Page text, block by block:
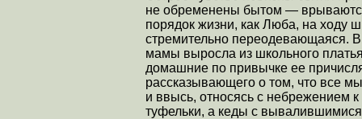
не обременены бытом —
порядок жизни, как Люба, на
стремительно переодевающаяся.
мамы выросла из школьного
домашние по привычке ее
рассказывающего о том, что все
и ввысь, относясь с небрежением
туфельки, а кеды с